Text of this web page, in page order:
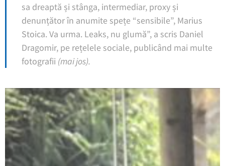
sa dreaptă și stânga, intermediar, proxy și
denunțător în anumite spețe “sensibile”, Marius
Stoica. Va urma. Leaks, nu glumă”, a scris Daniel
Dragomir, pe rețelele sociale, publicând mai multe
fotografii (mai jos).